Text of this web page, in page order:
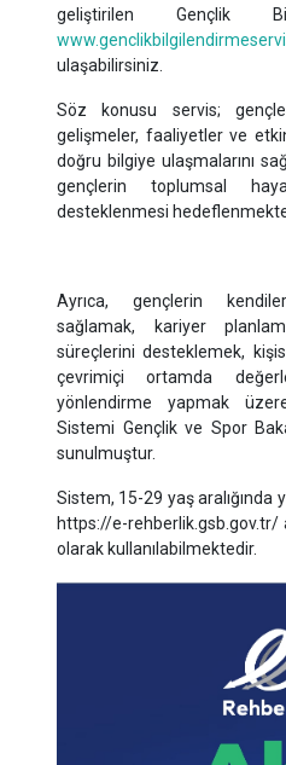
geliştirilen Gençlik
ulaşabilirsiniz.
Söz konusu servis;
gelişmeler, faaliyetler ve
doğru bilgiye ulaşmalarını
gençlerin toplumsal
desteklenmesi
Ayrıca, gençlerin
sağlamak, kariyer
süreçlerini desteklemek,
çevrimiçi ortamda
yönlendirme yapmak
Sistemi Gençlik ve Spor
sunulmuştur.
Sistem, 15-29 yaş aralığında
https://e-rehberlik.gsb.gov.tr/
olarak kullanılabilmektedir.